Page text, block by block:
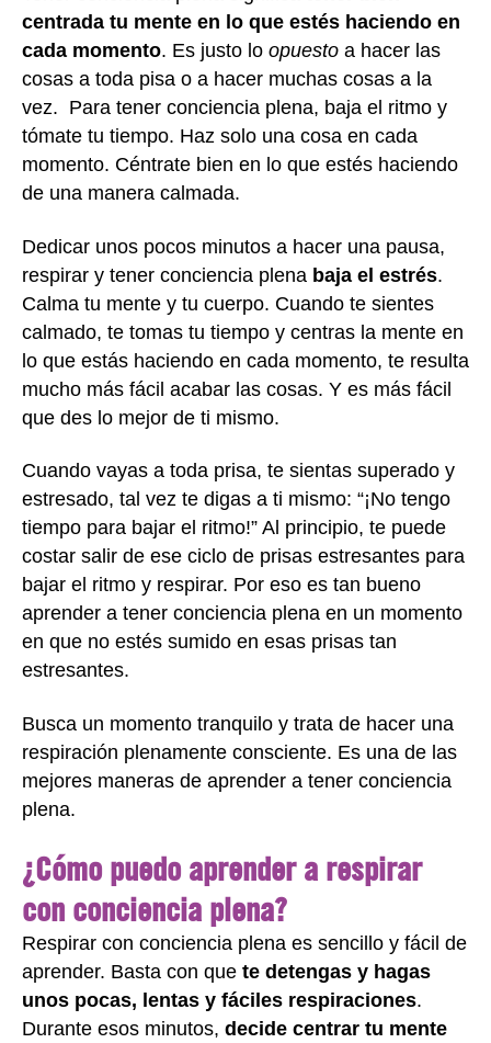
centrada tu mente en lo que estés haciendo en
cada momento. Es justo lo opuesto a hacer las
cosas a toda pisa o a hacer muchas cosas a la
vez. Para tener conciencia plena, baja el ritmo y
tómate tu tiempo. Haz solo una cosa en cada
momento. Céntrate bien en lo que estés haciendo
de una manera calmada.
Dedicar unos pocos minutos a hacer una pausa,
respirar y tener conciencia plena baja el estrés.
Calma tu mente y tu cuerpo. Cuando te sientes
calmado, te tomas tu tiempo y centras la mente en
lo que estás haciendo en cada momento, te resulta
mucho más fácil acabar las cosas. Y es más fácil
que des lo mejor de ti mismo.
Cuando vayas a toda prisa, te sientas superado y
estresado, tal vez te digas a ti mismo: “¡No tengo
tiempo para bajar el ritmo!” Al principio, te puede
costar salir de ese ciclo de prisas estresantes para
bajar el ritmo y respirar. Por eso es tan bueno
aprender a tener conciencia plena en un momento
en que no estés sumido en esas prisas tan
estresantes.
Busca un momento tranquilo y trata de hacer una
respiración plenamente consciente. Es una de las
mejores maneras de aprender a tener conciencia
plena.
¿Cómo puedo aprender a respirar
con conciencia plena?
Respirar con conciencia plena es sencillo y fácil de
aprender. Basta con que te detengas y hagas
unos pocas, lentas y fáciles respiraciones.
Durante esos minutos, decide centrar tu mente